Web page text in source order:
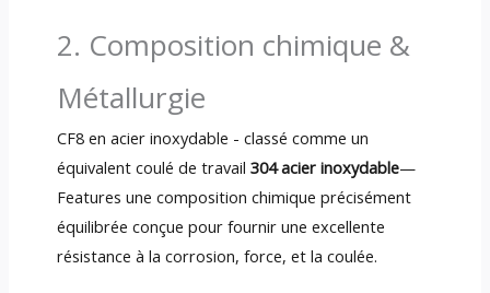
2. Composition chimique &
Métallurgie
CF8 en acier inoxydable - classé comme un
équivalent coulé de travail 304 acier inoxydable—
Features une composition chimique précisément
équilibrée conçue pour fournir une excellente
résistance à la corrosion, force, et la coulée.